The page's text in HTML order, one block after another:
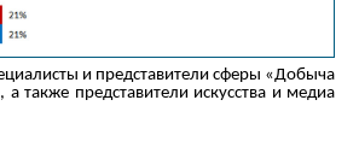
и представители сферы «Добыча
также представители искусства и медиа